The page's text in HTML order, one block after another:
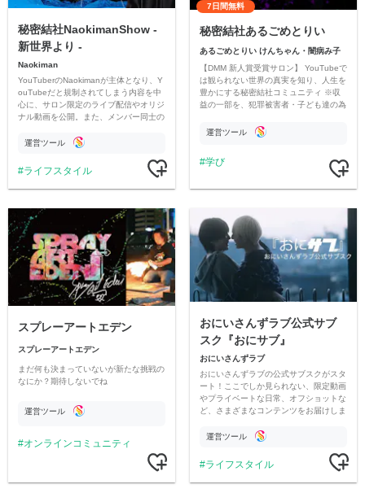
秘密結社NaokimanShow -
新世界より -
Naokiman
YouTuberのNaokimanが主体となり、Y
ouTubeだと規制されてしまう内容を中
心に、サロン限定のライブ配信やオリジ
ナル動画を公開。また、メンバー同士の
ただいています。
運営ツール
ライフスタイル
7日間無料
秘密結社あるごめとりい
あるごめとりい けんちゃん・闇病み子
【DMM 新人賞受賞サロン】 YouTubeで
は観られない世界の真実を知り、人生を
豊かにする秘密結社コミュニティ ※収
益の一部を、犯罪被害者・子ども達の為
す運営ツール
学び
スプレーアートエデン
スプレーアートエデン
まだ何も決まっていないが新たな挑戦の
なにか？期待しないでね
運営ツール
オンラインコミュニティ
おにいさんずラブ公式サブ
スク『おにサブ』
おにいさんずラブ
おにいさんずラブの公式サブスクがスタ
ート！ここでしか見られない、限定動画
やプライベートな日常、オフショットな
ど、さまざまなコンテンツをお届けしま
運営ツール
ライフスタイル